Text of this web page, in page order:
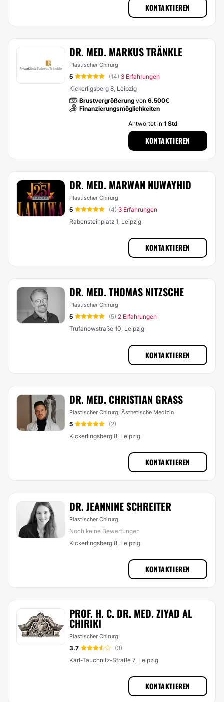
KONTAKTIEREN
DR. MED. MARKUS TRÄNKLE
Plastischer Chirurg
5 (14)·3 Erfahrungen
Kickerligsberg 8, Leipzig
Brustvergrößerung von 6.500€
Finanzierungsmöglichkeiten
Antwortet in 1 Std
KONTAKTIEREN
DR. MED. MARWAN NUWAYHID
Plastischer Chirurg
5 (4)·3 Erfahrungen
Rabensteinplatz 1, Leipzig
KONTAKTIEREN
DR. MED. THOMAS NITZSCHE
Plastischer Chirurg
5 (5)·2 Erfahrungen
Trufanowstraße 10, Leipzig
KONTAKTIEREN
DR. MED. CHRISTIAN GRASS
Plastischer Chirurg, Ästhetische Medizin
5
(2)
Kickerlingsberg 8, Leipzig
KONTAKTIEREN
DR. JEANNINE SCHREITER
Plastischer Chirurg
Noch keine Bewertungen
Kickerlingsberg 8, Leipzig
KONTAKTIEREN
PROF. H. C. DR. MED. ZIYAD AL
CHIRIKI
Plastischer Chirurg
3.7
(3)
Karl-Tauchnitz-Straße 7, Leipzig
KONTAKTIEREN